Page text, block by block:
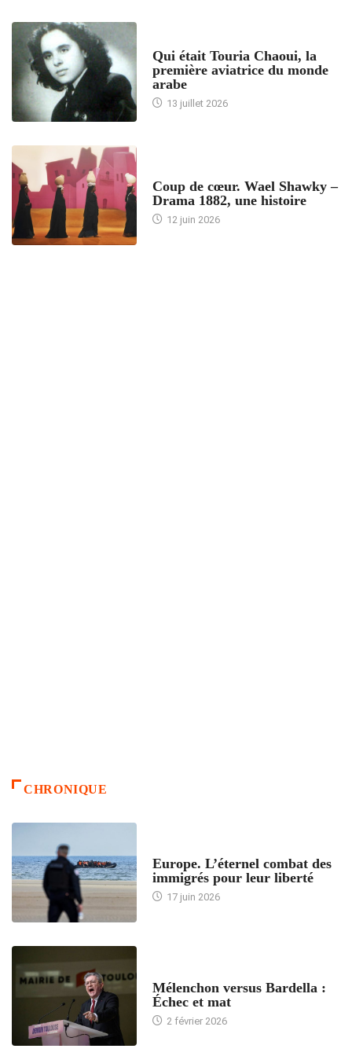
Qui était Touria Chaoui, la
première aviatrice du monde
arabe
13 juillet 2026
Coup de cœur. Wael Shawky –
Drama 1882, une histoire
12 juin 2026
CHRONIQUE
Europe. L’éternel combat des
immigrés pour leur liberté
17 juin 2026
Mélenchon versus Bardella :
Échec et mat
2 février 2026